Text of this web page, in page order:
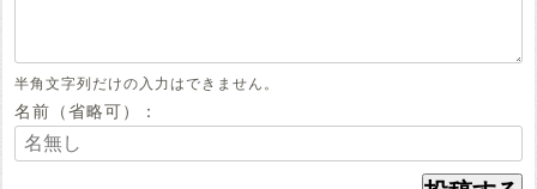
半角文字列だけの入力はできません。
名前（省略可）：